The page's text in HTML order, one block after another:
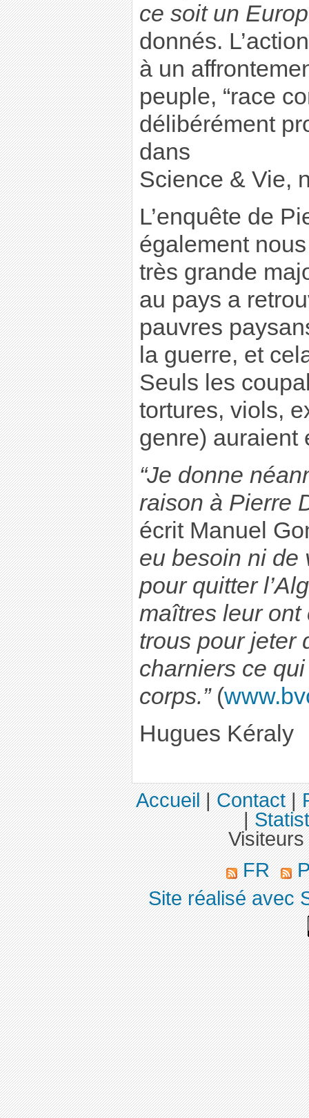
ce soit un
donnés.
à un
peuple, “race
délibérément
dans
Science & Vie,
L’enquête de
également
très grande
au pays a
pauvres
la guerre, et
Seuls les
tortures, viols,
genre) auraient
“Je donne
raison à Pierre
écrit Manuel
eu besoin ni de
pour quitter
maîtres leur ont
trous pour jeter
charniers ce
corps.”(
Hugues Kéraly
Accueil|Contact|
|
FR
Site réalisé avec